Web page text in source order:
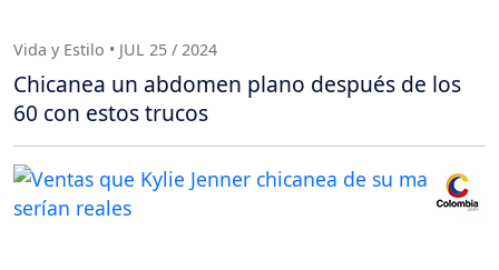
Vida y Estilo • JUL 25 / 2024
Chicanea un abdomen plano después de los
60 con estos trucos